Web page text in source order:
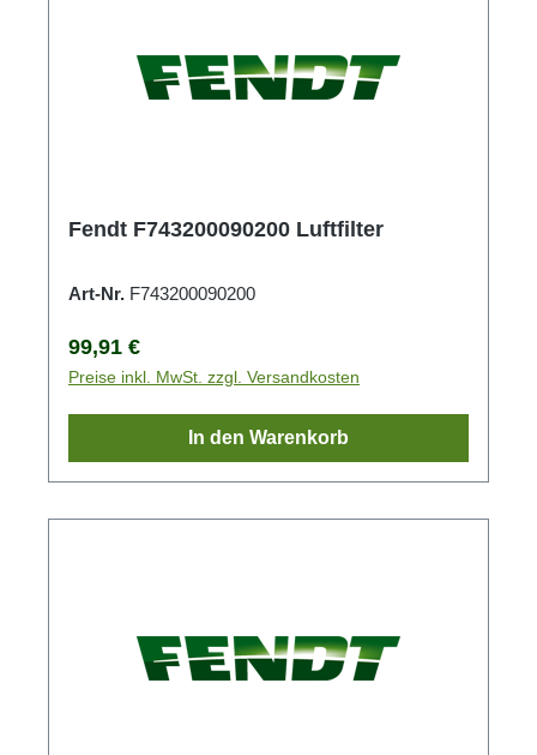
Fendt F743200090200 Luftfilter
Art-Nr. F743200090200
Regulärer Preis:
99,91 €
Preise inkl. MwSt. zzgl. Versandkosten
In den Warenkorb